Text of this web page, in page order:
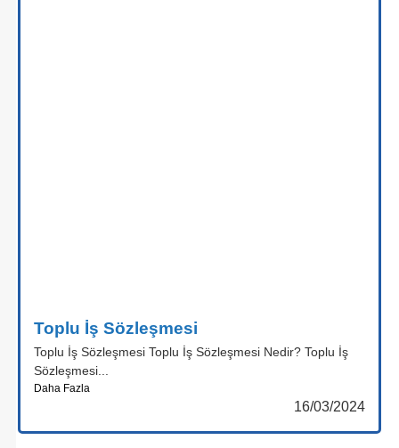
Toplu İş Sözleşmesi
Toplu İş Sözleşmesi Toplu İş Sözleşmesi Nedir? Toplu İş
Sözleşmesi...
Daha Fazla
16/03/2024